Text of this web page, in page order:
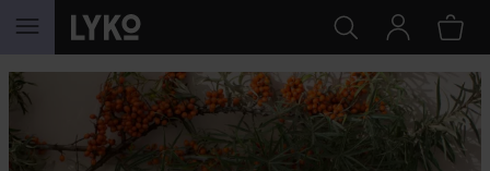
HOPPA TILL INNEHÅLLET